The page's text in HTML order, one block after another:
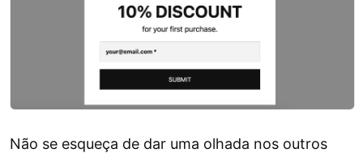
Não se esqueça de dar uma olhada nos outros